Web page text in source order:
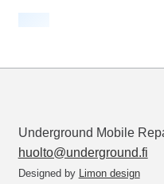
Underground Mobile
huolto@underground.fi
Designed by Limon design